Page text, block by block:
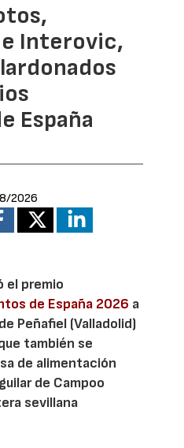
Interovic,
España
2026
el premio
de España 2026 a
Peñafiel (Valladolid)
también se
de alimentación
de Campoo
sevillana